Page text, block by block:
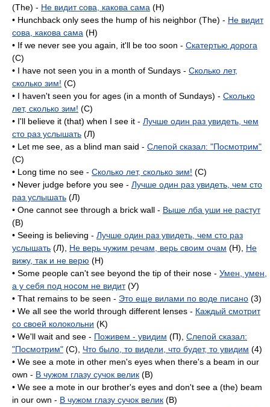
(The) - Не видит сова, какова сама (H)
• Hunchback only sees the hump of his neighbor (The) - Не видит
сова, какова сама (H)
• If we never see you again, it'll be too soon - Скатертью дорога
(C)
• I have not seen you in a month of Sundays - Сколько лет,
сколько зим! (C)
• I haven't seen you for ages (in a month of Sundays) - Сколько
лет, сколько зим! (C)
• I'll believe it (that) when I see it - Лучше один раз увидеть, чем
сто раз услышать (Л)
• Let me see, as a blind man said - Слепой сказал: "Посмотрим"
(C)
• Long time no see - Сколько лет, сколько зим! (C)
• Never judge before you see - Лучше один раз увидеть, чем сто
раз услышать (Л)
• One cannot see through a brick wall - Выше лба уши не растут
(B)
• Seeing is believing - Лучше один раз увидеть, чем сто раз
услышать (Л), Не верь чужим речам, верь своим очам (H), Не
вижу, так и не верю (H)
• Some people can't see beyond the tip of their nose - Умен, умен,
а у себя под носом не видит(У)
• That remains to be seen - Это еще вилами по воде писано (3)
• We all see the world through different lenses - Каждый смотрит
со своей колокольни (K)
• We'll wait and see - Поживем - увидим (П), Слепой сказал:
"Посмотрим" (C), Что было, то видели, что будет, то увидим (4)
• We see a mote in other men's eyes when there's a beam in our
own - В чужом глазу сучок велик (B)
• We see a mote in our brother's eyes and don't see a (the) beam
in our own - В чужом глазу сучок велик (B)